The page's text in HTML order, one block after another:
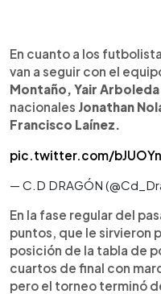
En cuanto a los
van a seguir con el
Montaño, Yair Arboleda
nacionales Jonathan
Francisco Laínez.
pic.twitter.com/
— C.D DRAGÓN
En la fase regular del
puntos, que le sirvieron
posición de la tabla de
cuartos de final con
pero el torneo terminó